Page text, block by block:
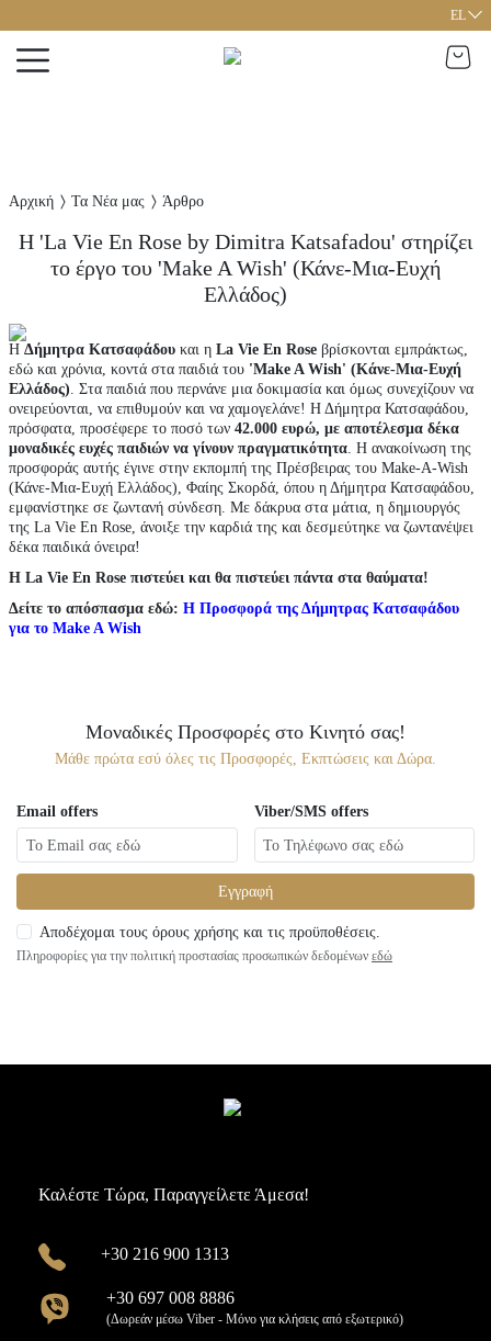
EL
Αρχική Τα Νέα μας Άρθρο
H 'La Vie En Rose by Dimitra Katsafadou' στηρίζει
το έργο του 'Make A Wish' (Κάνε-Μια-Ευχή
Ελλάδος)
Η Δήμητρα Κατσαφάδουκαι η La Vie En Roseβρίσκονται εμπράκτως,
εδώ και χρόνια, κοντά στα παιδιά του 'Make A Wish' (Κάνε-Μια-Ευχή
Ελλάδος). Στα παιδιά που περνάνε μια δοκιμασία και όμως συνεχίζουν να
ονειρεύονται, να επιθυμούν και να χαμογελάνε! Η Δήμητρα Κατσαφάδου,
πρόσφατα, προσέφερε το ποσό των 42.000 ευρώ, με αποτέλεσμα δέκα
μοναδικές ευχές παιδιών να γίνουν πραγματικότητα. Η ανακοίνωση της
προσφοράς αυτής έγινε στην εκπομπή της Πρέσβειρας του Make-A-Wish
(Κάνε-Μια-Ευχή Ελλάδος), Φαίης Σκορδά, όπου η Δήμητρα Κατσαφάδου,
εμφανίστηκε σε ζωντανή σύνδεση. Με δάκρυα στα μάτια, η δημιουργός
της La Vie En Rose, άνοιξε την καρδιά της και δεσμεύτηκε να ζωντανέψει
δέκα παιδικά όνειρα!
Η La Vie En Rose πιστεύει και θα πιστεύει πάντα στα θαύματα!
Δείτε το απόσπασμα εδώ: Η Προσφορά της Δήμητρας Κατσαφάδου
για το Make A Wish
Μοναδικές Προσφορές στο Κινητό σας!
Μάθε πρώτα εσύ όλες τις Προσφορές, Εκπτώσεις και Δώρα.
Email offers Viber/SMS offers
Εγγραφή
Αποδέχομαι τους όρους χρήσης και τις προϋποθέσεις.
Πληροφορίες για την πολιτική προστασίας προσωπικών δεδομένων εδώ
Καλέστε Τώρα, Παραγγείλετε Άμεσα!
+30 216 900 1313
+30 697 008 8886
(Δωρεάν μέσω Viber - Μόνο για κλήσεις από εξωτερικό)